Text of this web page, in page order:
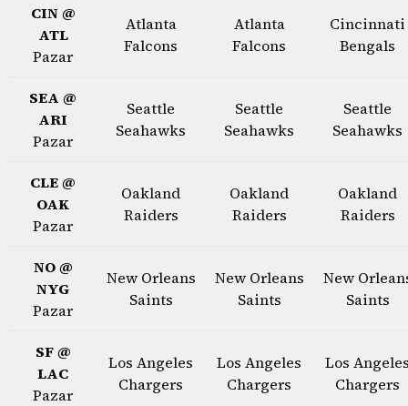
CIN @
ATL
Pazar
Atlanta
Falcons
Atlanta
Falcons
Cincinnati
Bengals
SEA @
ARI
Pazar
Seattle
Seahawks
Seattle
Seahawks
Seattle
Seahawks
CLE @
OAK
Pazar
Oakland
Raiders
Oakland
Raiders
Oakland
Raiders
NO @
NYG
Pazar
New Orleans
Saints
New Orleans
Saints
New
Saints
SF @
LAC
Pazar
Los Angeles
Chargers
Los Angeles
Chargers
Los
Chargers